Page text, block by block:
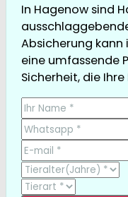
In Hagenow sind
Absicherung kann
eine umfassende
Sicherheit, die